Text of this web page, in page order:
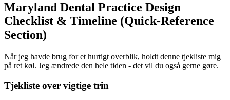
Maryland Dental Practice Design
Checklist & Timeline (Quick-Reference
Section)
Når jeg havde brug for et hurtigt overblik, holdt denne tjekliste mig
på ret køl. Jeg ændrede den hele tiden - det vil du også gerne gøre.
Tjekliste over vigtige trin